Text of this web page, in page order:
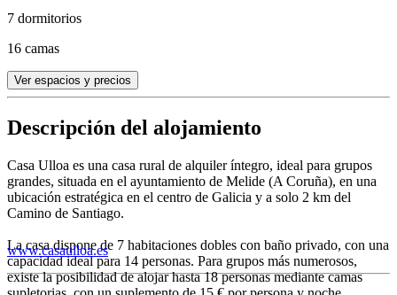
7 dormitorios
16 camas
Ver espacios y precios
Descripción del alojamiento
Casa Ulloa es una casa rural de alquiler íntegro, ideal para grupos
grandes, situada en el ayuntamiento de Melide (A Coruña), en una
ubicación estratégica en el centro de Galicia y a solo 2 km del
Camino de Santiago.
La casa dispone de 7 habitaciones dobles con baño privado, con una
capacidad ideal para 14 personas. Para grupos más numerosos,
existe la posibilidad de alojar hasta 18 personas mediante camas
www.casaulloa.es